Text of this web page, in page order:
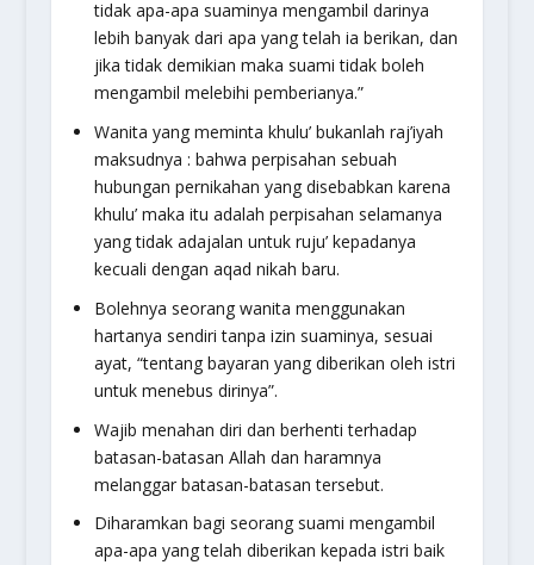
tidak apa-apa suaminya mengambil darinya
lebih banyak dari apa yang telah ia berikan, dan
jika tidak demikian maka suami tidak boleh
mengambil melebihi pemberianya.”
Wanita yang meminta khulu’ bukanlah raj’iyah
maksudnya : bahwa perpisahan sebuah
hubungan pernikahan yang disebabkan karena
khulu’ maka itu adalah perpisahan selamanya
yang tidak adajalan untuk ruju’ kepadanya
kecuali dengan aqad nikah baru.
Bolehnya seorang wanita menggunakan
hartanya sendiri tanpa izin suaminya, sesuai
ayat, “tentang bayaran yang diberikan oleh istri
untuk menebus dirinya”.
Wajib menahan diri dan berhenti terhadap
batasan-batasan Allah dan haramnya
melanggar batasan-batasan tersebut.
Diharamkan bagi seorang suami mengambil
apa-apa yang telah diberikan kepada istri baik